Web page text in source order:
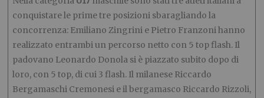
conquistare le prime tre posizioni sbaragliando la
concorrenza: Emiliano Zingrini e Pietro Franzoni hanno
realizzato entrambi un percorso netto con 5 top flash. Il
padovano Leonardo Donola si è piazzato subito dopo di
loro, con 5 top, di cui 3 flash. Il milanese Riccardo
Bergamaschi Cremonesi e il bergamasco Riccardo Rizzoli,